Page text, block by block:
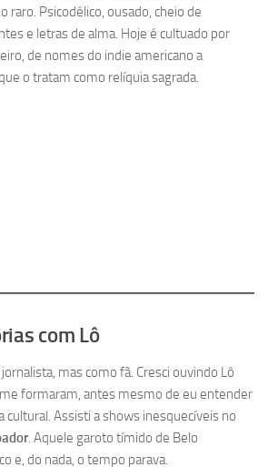
raro. Psicodélico, ousado, cheio de
e letras de alma. Hoje é cultuado por
de nomes do indie americano a
o tratam como relíquia sagrada.
com Lô
mas como fã. Cresci ouvindo Lô
me formaram, antes mesmo de eu entender
cultural. Assisti a shows inesquecíveis no
. Aquele garoto tímido de Belo
e, do nada, o tempo parava.